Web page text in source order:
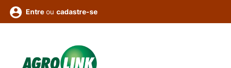
Entre ou cadastre-se